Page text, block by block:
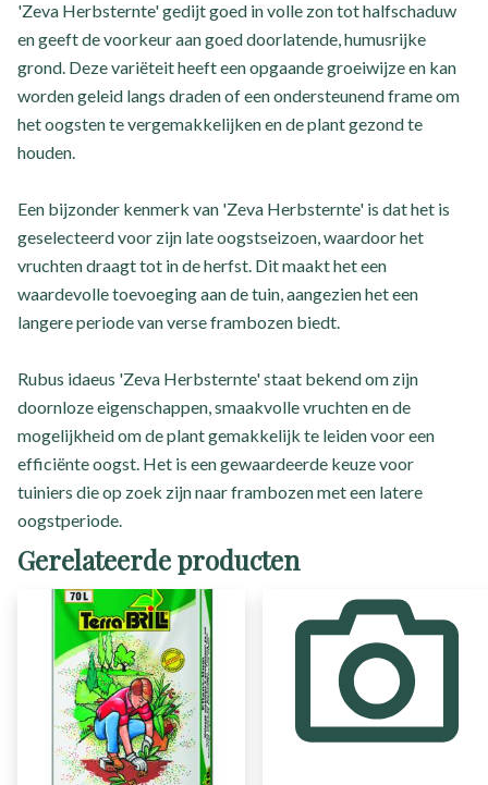
'Zeva Herbsternte' gedijt goed in volle zon tot halfschaduw
en geeft de voorkeur aan goed doorlatende, humusrijke
grond. Deze variëteit heeft een opgaande groeiwijze en kan
worden geleid langs draden of een ondersteunend frame om
het oogsten te vergemakkelijken en de plant gezond te
houden.
Een bijzonder kenmerk van 'Zeva Herbsternte' is dat het is
geselecteerd voor zijn late oogstseizoen, waardoor het
vruchten draagt tot in de herfst. Dit maakt het een
waardevolle toevoeging aan de tuin, aangezien het een
langere periode van verse frambozen biedt.
Rubus idaeus 'Zeva Herbsternte' staat bekend om zijn
doornloze eigenschappen, smaakvolle vruchten en de
mogelijkheid om de plant gemakkelijk te leiden voor een
efficiënte oogst. Het is een gewaardeerde keuze voor
tuiniers die op zoek zijn naar frambozen met een latere
oogstperiode.
Gerelateerde producten